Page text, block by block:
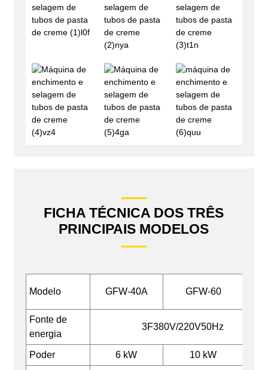
FICHA TÉCNICA DOS TRÊS
PRINCIPAIS MODELOS
Modelo GFW-40A GFW-60
Fonte de
energia
3F380V/220V50Hz
Poder 6 kW 10 kW